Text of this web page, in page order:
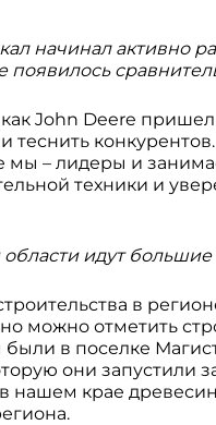
начинал активно
John Deere
теснить
мы – лидеры и
техники и
области идут
в
можно отметить
в поселке
они запустили
нашем крае